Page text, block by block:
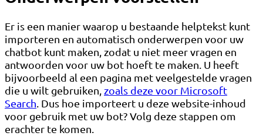
Er is een manier waarop u bestaande helptekst kunt
importeren en automatisch onderwerpen voor uw
chatbot kunt maken, zodat u niet meer vragen en
antwoorden voor uw bot hoeft te maken. U heeft
bijvoorbeeld al een pagina met veelgestelde vragen
die u wilt gebruiken,zoals deze voor Microsoft
Search. Dus hoe importeert u deze website-inhoud
voor gebruik met uw bot? Volg deze stappen om
erachter te komen.